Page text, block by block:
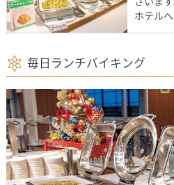
ホテル
毎日ランチバイキング